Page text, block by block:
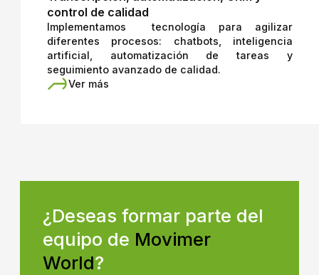
control de calidad
Implementamos tecnología para agilizar
diferentes procesos: chatbots, inteligencia
artificial, automatización de tareas y
seguimiento avanzado de calidad.
Ver más
¿Deseas formar parte del
equipo de Movimer
World?